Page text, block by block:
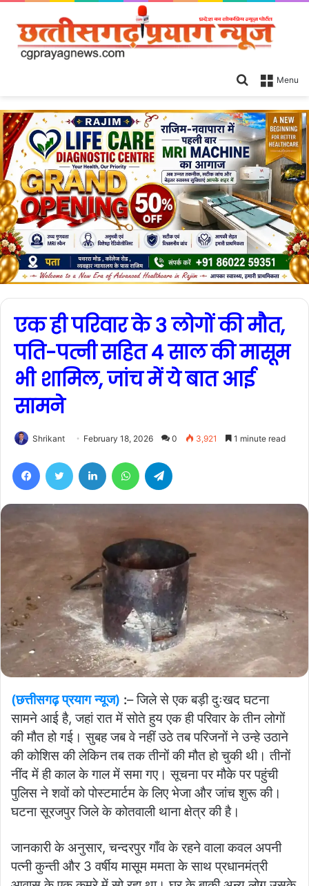
Menu
Search
एक ही परिवार के 3 लोगों की मौत,
पति-पत्नी सहित 4 साल की मासूम
भी शामिल, जांच में ये बात आई
सामने
Shrikant February 18, 2026 0 3,921 1 minute read
(छत्तीसगढ़ प्रयाग न्यूज) :– जिले से एक बड़ी दुःखद घटना
सामने आई है, जहां रात में सोते हुय एक ही परिवार के तीन लोगों
की मौत हो गई। सुबह जब वे नहीं उठे तब परिजनों ने उन्हे उठाने
की कोशिस की लेकिन तब तक तीनों की मौत हो चुकी थी। तीनों
नींद में ही काल के गाल में समा गए। सूचना पर मौके पर पहुंची
पुलिस ने शवों को पोस्टमार्टम के लिए भेजा और जांच शुरू की।
घटना सूरजपुर जिले के कोतवाली थाना क्षेत्र की है।
जानकारी के अनुसार, चन्दरपुर गाँव के रहने वाला कवल अपनी
पत्नी कुन्ती और 3 वर्षीय मासूम ममता के साथ प्रधानमंत्री